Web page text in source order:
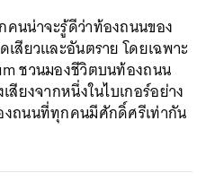
นน่าจะรู้ดีว่าท้องถนนของ
สียวและอันตราย โดยเฉพาะ
ชวนมองชีวิตบนท้องถนน
สียงจากหนึ่งในไบเกอร์อย่าง
ถนนที่ทุกคนมีศักดิ์ศรีเท่ากัน